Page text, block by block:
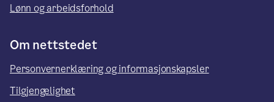
Lønn og arbeidsforhold
Om nettstedet
Personvernerklæring og informasjonskapsler
Tilgjengelighet